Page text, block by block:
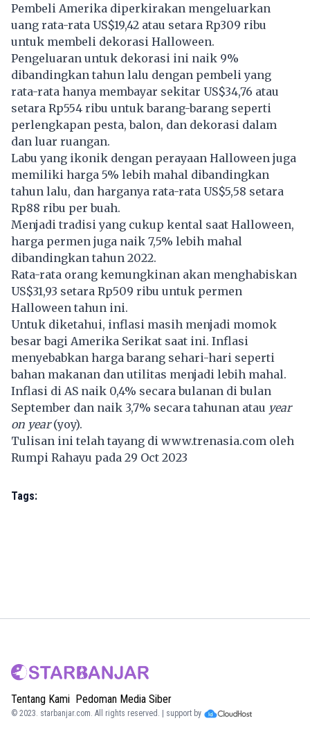
Pembeli Amerika diperkirakan mengeluarkan
uang rata-rata US$19,42 atau setara Rp309 ribu
untuk membeli dekorasi Halloween.
Pengeluaran untuk dekorasi ini naik 9%
dibandingkan tahun lalu dengan pembeli yang
rata-rata hanya membayar sekitar US$34,76 atau
setara Rp554 ribu untuk barang-barang seperti
perlengkapan pesta, balon, dan dekorasi dalam
dan luar ruangan.
Labu yang ikonik dengan perayaan Halloween juga
memiliki harga 5% lebih mahal dibandingkan
tahun lalu, dan harganya rata-rata US$5,58 setara
Rp88 ribu per buah.
Menjadi tradisi yang cukup kental saat Halloween,
harga permen juga naik 7,5% lebih mahal
dibandingkan tahun 2022.
Rata-rata orang kemungkinan akan menghabiskan
US$31,93 setara Rp509 ribu untuk permen
Halloween tahun ini.
Untuk diketahui, inflasi masih menjadi momok
besar bagi Amerika Serikat saat ini. Inflasi
menyebabkan harga barang sehari-hari seperti
bahan makanan dan utilitas menjadi lebih mahal.
Inflasi di AS naik 0,4% secara bulanan di bulan
September dan naik 3,7% secara tahunan atau year
on year(yoy).
Tulisan ini telah tayang di www.trenasia.com oleh
Rumpi Rahayu pada 29 Oct 2023
Tags:
Tentang Kami Pedoman Media Siber
© 2023. starbanjar.com. All rights reserved. | support by